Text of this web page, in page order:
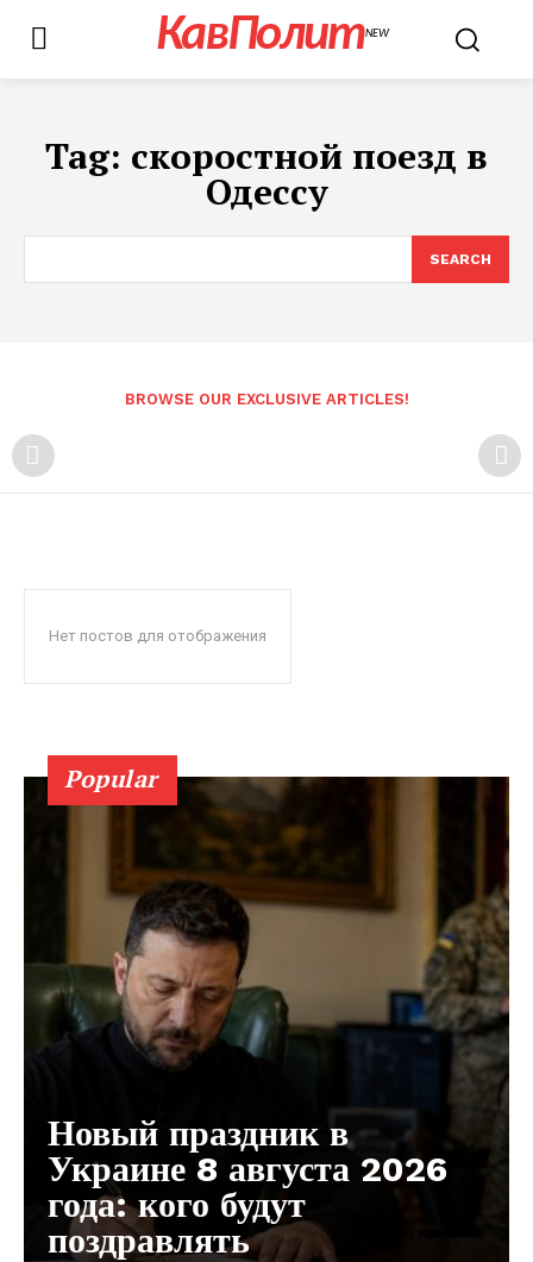
КавПолитNEW
Tag: скоростной поезд в
Одессу
SEARCH
BROWSE OUR EXCLUSIVE ARTICLES!
Нет постов для отображения
Popular
Новый праздник в
Украине 8 августа 2026
года: кого будут
поздравлять